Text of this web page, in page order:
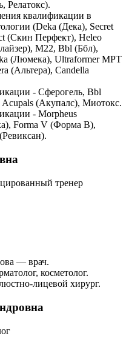
Релатокс).
квалификации в
(Deka (Дека), Secret
(Скин Перфект), Heleo
М22, Bbl (Ббл),
(Люмека), Ultraformer MPT
(Альтера), Candella
- Сферогель, Bbl
(Акупалс), Миотокс.
‐ Morpheus
Forma V (Форма В),
тренер
— врач.
косметолог.
лицевой хирург.